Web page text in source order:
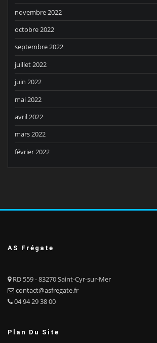
novembre 2022
octobre 2022
septembre 2022
juillet 2022
juin 2022
mai 2022
avril 2022
mars 2022
février 2022
AS Frégate
RD 559 - 83270 Saint-Cyr-sur-Mer
contact@asfregate.fr
04 94 29 38 00
Plan Du Site